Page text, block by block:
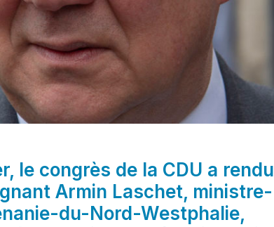
le congrès de la CDU a rendu
Armin Laschet, ministre-
du-Nord-Westphalie,